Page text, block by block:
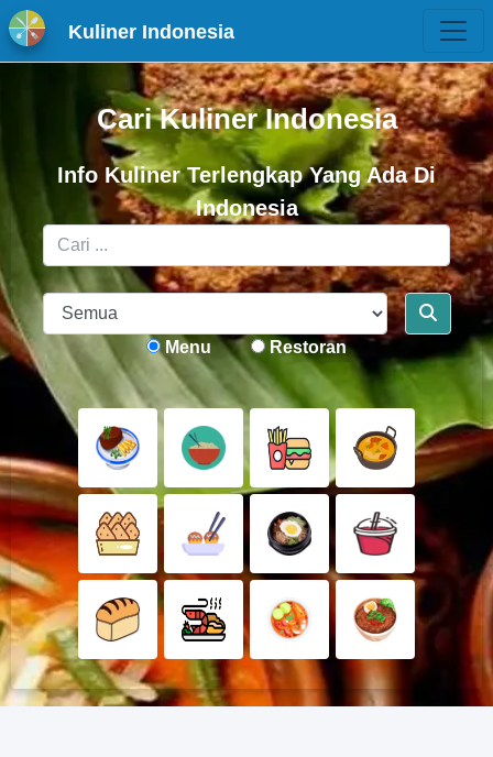
Kuliner Indonesia
Cari Kuliner Indonesia
Info Kuliner Terlengkap Yang Ada Di
Indonesia
Menu Restoran